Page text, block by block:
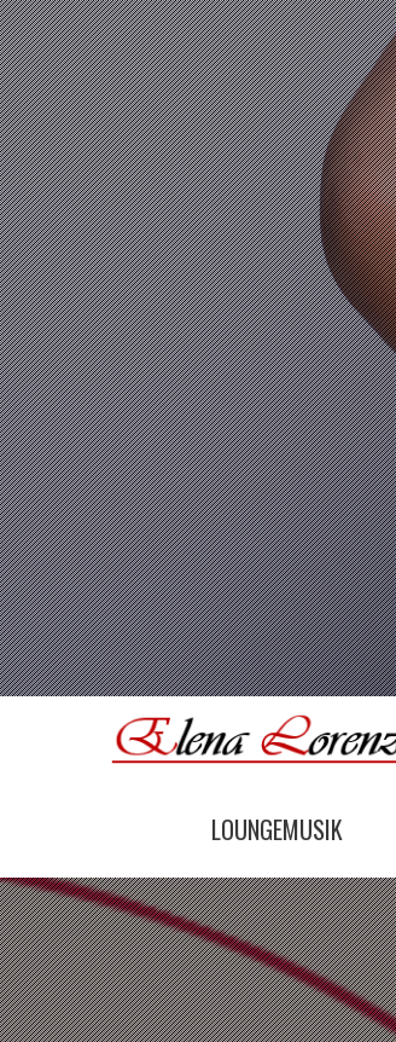
LOUNGEMUSIK